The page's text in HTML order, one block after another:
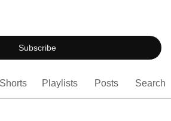
Subscribe
Shorts Playlists Posts Search